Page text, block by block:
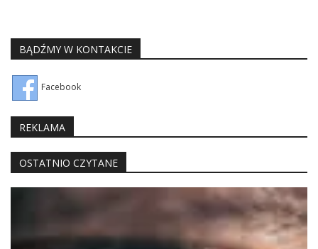
BĄDŹMY W KONTAKCIE
Facebook
REKLAMA
OSTATNIO CZYTANE